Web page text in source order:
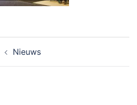
Nieuws